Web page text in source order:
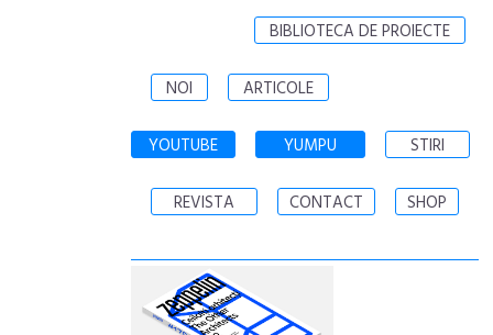
BIBLIOTECA DE PROIECTE
NOI ARTICOLE
YOUTUBE YUMPU STIRI
REVISTA CONTACT SHOP